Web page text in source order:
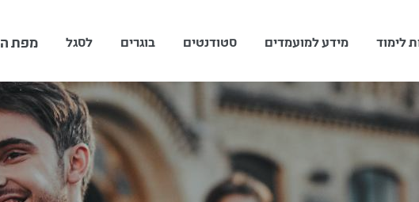
לימוד מידע למועמדים סטודנטים בוגרים לסגל מפת